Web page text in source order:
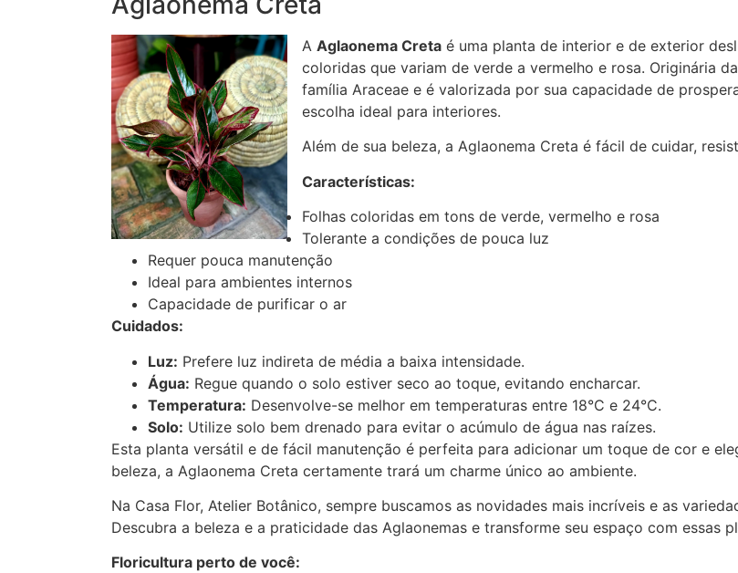
A Aglaonema Creta é uma planta de interior e de exterior
coloridas que variam de verde a vermelho e rosa. Originária
família Araceae e é valorizada por sua capacidade de
escolha ideal para interiores.
Além de sua beleza, a Aglaonema Creta é fácil de cuidar,
Características:
Folhas coloridas em tons de verde, vermelho e rosa
Tolerante a condições de pouca luz
Requer pouca manutenção
Ideal para ambientes internos
Capacidade de purificar o ar
Cuidados:
Luz: Prefere luz indireta de média a baixa intensidade.
Água: Regue quando o solo estiver seco ao toque, evitando encharcar.
Temperatura: Desenvolve-se melhor em temperaturas entre 18°C e 24°C.
Solo: Utilize solo bem drenado para evitar o acúmulo de água nas raízes.
Esta planta versátil e de fácil manutenção é perfeita para adicionar um toque de cor e
beleza, a Aglaonema Creta certamente trará um charme único ao ambiente.
Na Casa Flor, Atelier Botânico, sempre buscamos as novidades mais incríveis e as
Descubra a beleza e a praticidade das Aglaonemas e transforme seu espaço com essas
Floricultura perto de você: